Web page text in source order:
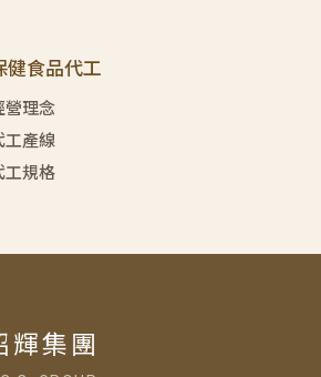
健食品代工
營理念
工產線
工規格
輝集團